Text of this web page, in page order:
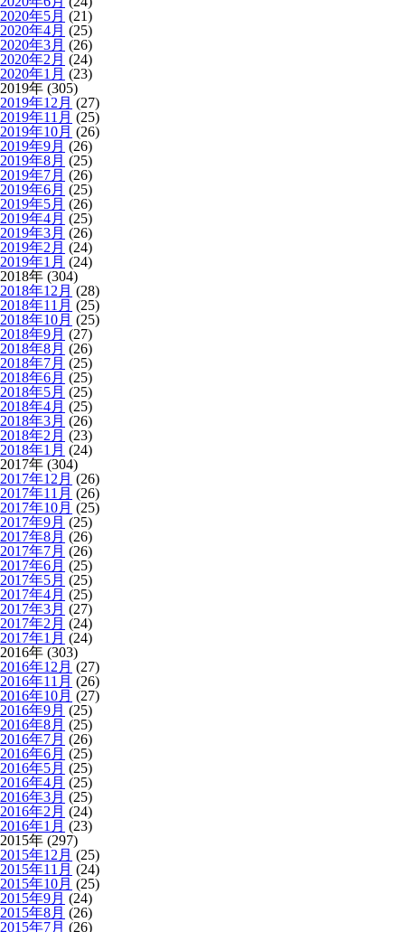
2020年5月 (21)
2020年4月 (25)
2020年3月 (26)
2020年2月 (24)
2020年1月 (23)
2019年 (305)
2019年12月 (27)
2019年11月 (25)
2019年10月 (26)
2019年9月 (26)
2019年8月 (25)
2019年7月 (26)
2019年6月 (25)
2019年5月 (26)
2019年4月 (25)
2019年3月 (26)
2019年2月 (24)
2019年1月 (24)
2018年 (304)
2018年12月 (28)
2018年11月 (25)
2018年10月 (25)
2018年9月 (27)
2018年8月 (26)
2018年7月 (25)
2018年6月 (25)
2018年5月 (25)
2018年4月 (25)
2018年3月 (26)
2018年2月 (23)
2018年1月 (24)
2017年 (304)
2017年12月 (26)
2017年11月 (26)
2017年10月 (25)
2017年9月 (25)
2017年8月 (26)
2017年7月 (26)
2017年6月 (25)
2017年5月 (25)
2017年4月 (25)
2017年3月 (27)
2017年2月 (24)
2017年1月 (24)
2016年 (303)
2016年12月 (27)
2016年11月 (26)
2016年10月 (27)
2016年9月 (25)
2016年8月 (25)
2016年7月 (26)
2016年6月 (25)
2016年5月 (25)
2016年4月 (25)
2016年3月 (25)
2016年2月 (24)
2016年1月 (23)
2015年 (297)
2015年12月 (25)
2015年11月 (24)
2015年10月 (25)
2015年9月 (24)
2015年8月 (26)
2015年7月 (26)